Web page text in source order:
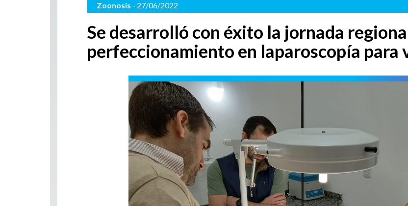
Zoonosis - 27/06/2022
Se desarrolló con éxito la jornada
perfeccionamiento en laparoscopía para